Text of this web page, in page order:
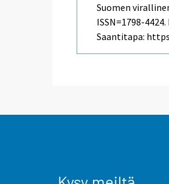
Suomen
ISSN=1798-
Saantitapa: